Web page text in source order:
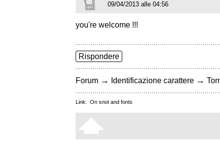
09/04/2013 alle 04:56
you're welcome !!!
Rispondere
Forum → Identificazione carattere →
Link: On snot and fonts